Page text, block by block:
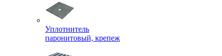
Уплотнитель
паронитовый, крепеж